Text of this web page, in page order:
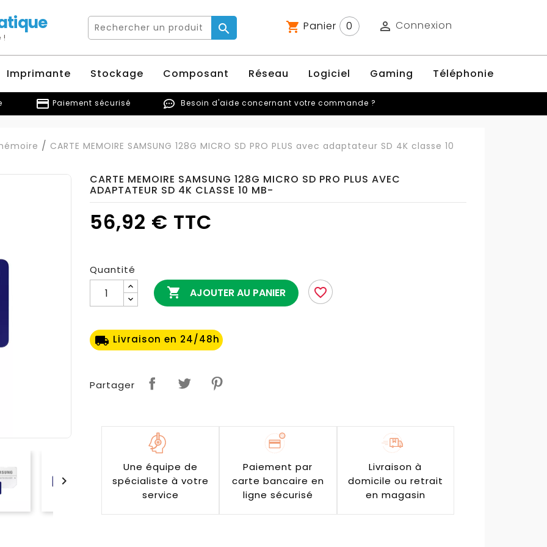
!
 shopping_cart Panier 0  Connexion
Imprimante Stockage Composant Réseau Logiciel Gaming Téléphonie
credit_card Paiement sécurisé Besoin d'aide concernant votre commande ?
CARTE MEMOIRE SAMSUNG 128G MICRO SD PRO PLUS avec adaptateur SD 4K classe 10

CARTE MEMOIRE SAMSUNG 128G MICRO SD PRO PLUS AVEC
ADAPTATEUR SD 4K CLASSE 10 MB-
56,92 € TTC
Quantité
 AJOUTER AU PANIER favorite_border
local_shipping Livraison en 24/48h
Partager
Une équipe de
spécialiste à votre
service
Paiement par
carte bancaire en
ligne sécurisé
Livraison à
domicile ou retrait
en magasin